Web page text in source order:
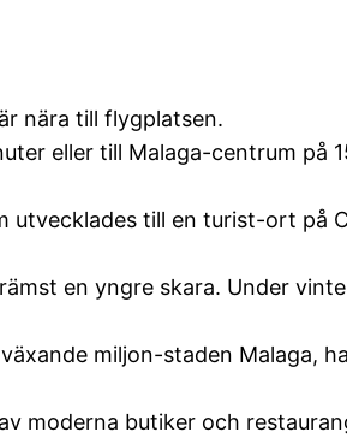
nära till flygplatsen.
eller till Malaga-centrum på
till en turist-ort på
en yngre skara. Under
miljon-staden Malaga,
moderna butiker och